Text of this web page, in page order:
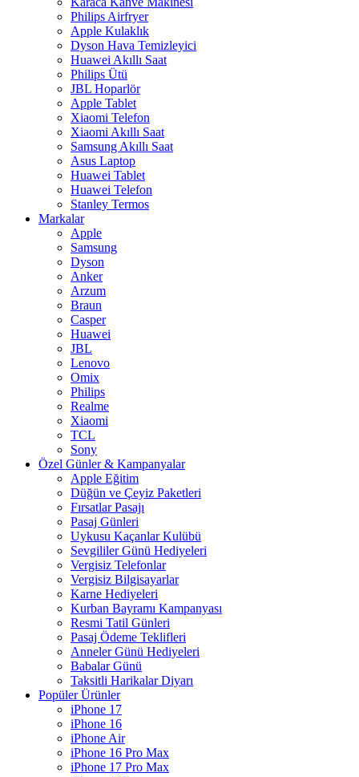
Philips Airfryer
Apple Kulaklık
Dyson Hava Temizleyici
Huawei Akıllı Saat
Philips Ütü
JBL Hoparlör
Apple Tablet
Xiaomi Telefon
Xiaomi Akıllı Saat
Samsung Akıllı Saat
Asus Laptop
Huawei Tablet
Huawei Telefon
Stanley Termos
Markalar
Apple
Samsung
Dyson
Anker
Arzum
Braun
Casper
Huawei
JBL
Lenovo
Omix
Philips
Realme
Xiaomi
TCL
Sony
Özel Günler & Kampanyalar
Apple Eğitim
Düğün ve Çeyiz Paketleri
Fırsatlar Pasajı
Pasaj Günleri
Uykusu Kaçanlar Kulübü
Sevgililer Günü Hediyeleri
Vergisiz Telefonlar
Vergisiz Bilgisayarlar
Karne Hediyeleri
Kurban Bayramı Kampanyası
Resmi Tatil Günleri
Pasaj Ödeme Teklifleri
Anneler Günü Hediyeleri
Babalar Günü
Taksitli Harikalar Diyarı
Popüler Ürünler
iPhone 17
iPhone 16
iPhone Air
iPhone 16 Pro Max
iPhone 17 Pro Max